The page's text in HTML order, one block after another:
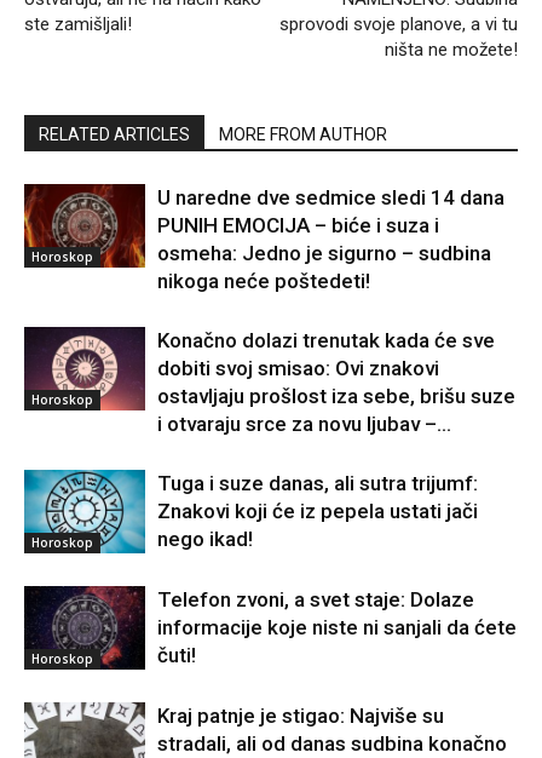
ste zamišljali!
sprovodi svoje planove, a vi tu
ništa ne možete!
RELATED ARTICLES MORE FROM AUTHOR
Horoskop
U naredne dve sedmice sledi 14 dana
PUNIH EMOCIJA – biće i suza i
osmeha: Jedno je sigurno – sudbina
nikoga neće poštedeti!
Horoskop
Konačno dolazi trenutak kada će sve
dobiti svoj smisao: Ovi znakovi
ostavljaju prošlost iza sebe, brišu suze
i otvaraju srce za novu ljubav –...
Horoskop
Tuga i suze danas, ali sutra trijumf:
Znakovi koji će iz pepela ustati jači
nego ikad!
Horoskop
Telefon zvoni, a svet staje: Dolaze
informacije koje niste ni sanjali da ćete
čuti!
Kraj patnje je stigao: Najviše su
stradali, ali od danas sudbina konačno